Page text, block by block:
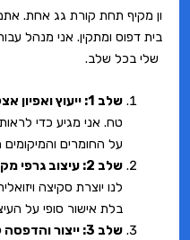
ון מקיף תחת קורת גג אחת. אתם
בית דפוס ומתקין. אני מנהל
שלי בכל שלב.
שלב 1: ייעוץ ואפיון אצלך באתר:
טח. אני מגיע כדי
על החומרים והמיקומים
שלב 2: עיצוב גרפי מקצועי:
לנו יוצרת סקיצה
בלת אישור סופי על
שלב 3: ייצור והדפסה ללא פשרות: